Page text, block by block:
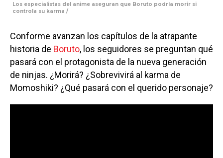
Los especialistas del anime aseguran que Boruto podría morir si
controla su karma /
Conforme avanzan los capítulos de la atrapante
historia de Boruto, los seguidores se preguntan qué
pasará con el protagonista de la nueva generación
de ninjas. ¿Morirá? ¿Sobrevivirá al karma de
Momoshiki? ¿Qué pasará con el querido personaje?